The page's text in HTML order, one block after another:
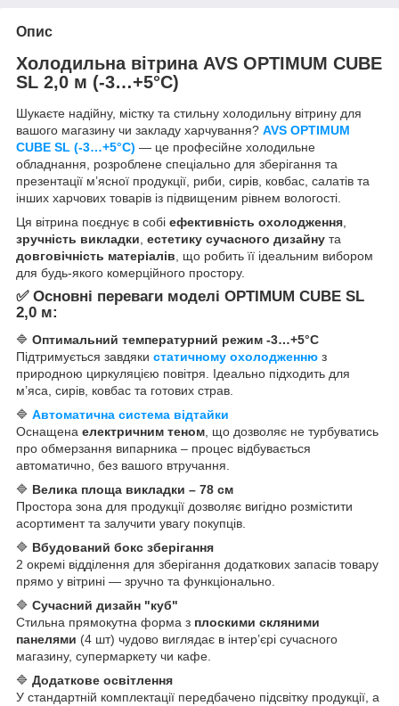
Опис
Холодильна вітрина AVS OPTIMUM CUBE
SL 2,0 м (-3…+5°C)
Шукаєте надійну, містку та стильну холодильну вітрину для
вашого магазину чи закладу харчування? AVS OPTIMUM
CUBE SL (-3…+5°C) — це професійне холодильне
обладнання, розроблене спеціально для зберігання та
презентації м’ясної продукції, риби, сирів, ковбас, салатів та
інших харчових товарів із підвищеним рівнем вологості.
Ця вітрина поєднує в собі ефективність охолодження,
зручність викладки, естетику сучасного дизайну та
довговічність матеріалів, що робить її ідеальним вибором
для будь-якого комерційного простору.
✅ Основні переваги моделі OPTIMUM CUBE SL
2,0 м:
🔷 Оптимальний температурний режим -3…+5°C
Підтримується завдяки статичному охолодженню з
природною циркуляцією повітря. Ідеально підходить для
м’яса, сирів, ковбас та готових страв.
🔷 Автоматична система відтайки
Оснащена електричним теном, що дозволяє не турбуватись
про обмерзання випарника – процес відбувається
автоматично, без вашого втручання.
🔷 Велика площа викладки – 78 см
Простора зона для продукції дозволяє вигідно розмістити
асортимент та залучити увагу покупців.
🔷 Вбудований бокс зберігання
2 окремі відділення для зберігання додаткових запасів товару
прямо у вітрині — зручно та функціонально.
🔷 Сучасний дизайн "куб"
Стильна прямокутна форма з плоскими скляними
панелями (4 шт) чудово виглядає в інтер’єрі сучасного
магазину, супермаркету чи кафе.
🔷 Додаткове освітлення
У стандартній комплектації передбачено підсвітку продукції, а